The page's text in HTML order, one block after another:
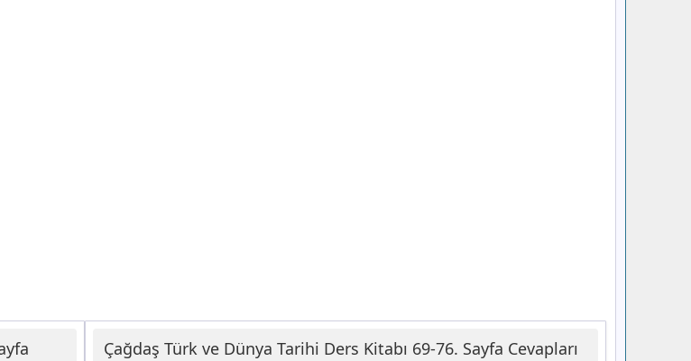
Çağdaş Türk ve Dünya Tarihi Ders Kitabı 69-76. Sayfa Cevapları